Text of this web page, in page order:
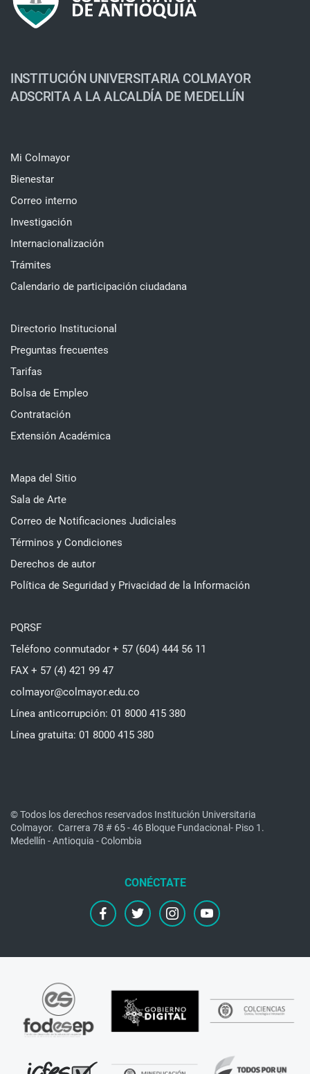
INSTITUCIÓN UNIVERSITARIA COLMAYOR
ADSCRITA A LA ALCALDÍA DE MEDELLÍN
Mi Colmayor
Bienestar
Correo interno
Investigación
Internacionalización
Trámites
Calendario de participación ciudadana
Directorio Institucional
Preguntas frecuentes
Tarifas
Bolsa de Empleo
Contratación
Extensión Académica
Mapa del Sitio
Sala de Arte
Correo de Notificaciones Judiciales
Términos y Condiciones
Derechos de autor
Política de Seguridad y Privacidad de la Información
PQRSF
Teléfono conmutador + 57 (604) 444 56 11
FAX + 57 (4) 421 99 47
colmayor@colmayor.edu.co
Línea anticorrupción: 01 8000 415 380
Línea gratuita: 01 8000 415 380
© Todos los derechos reservados Institución Universitaria
Colmayor. Carrera 78 # 65 - 46 Bloque Fundacional- Piso 1.
Medellín - Antioquia - Colombia
facebooktwitter instagramyoutube